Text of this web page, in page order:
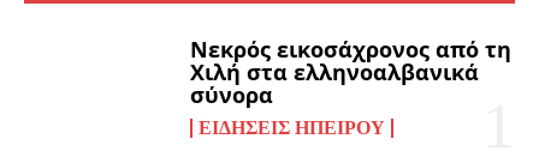
Νεκρός εικοσάχρονος από τη
Χιλή στα ελληνοαλβανικά
σύνορα
ΕΙΔΉΣΕΙΣ ΗΠΕΊΡΟΥ